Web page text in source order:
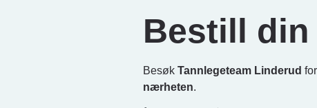
Bestill din
Besøk Tannlegeteam Linderud for
nærheten.